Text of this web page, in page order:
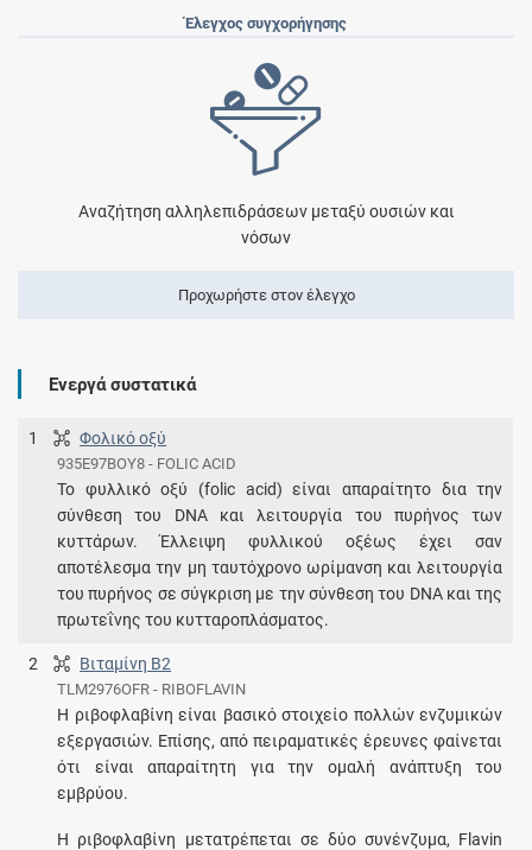
Έλεγχος συγχορήγησης
Αναζήτηση αλληλεπιδράσεων μεταξύ ουσιών και
νόσων
Προχωρήστε στον έλεγχο
Ενεργά συστατικά
1 Φολικό οξύ
935E97BOY8 - FOLIC ACID
Το φυλλικό οξύ (folic acid) είναι απαραίτητο δια την
σύνθεση του DNA και λειτουργία του πυρήνος των
κυττάρων. Έλλειψη φυλλικού οξέως έχει σαν
αποτέλεσμα την μη ταυτόχρονο ωρίμανση και λειτουργία
του πυρήνος σε σύγκριση με την σύνθεση του DNA και της
πρωτεΐνης του κυτταροπλάσματος.
2 Βιταμίνη Β2
TLM2976OFR - RIBOFLAVIN
Η ριβοφλαβίνη είναι βασικό στοιχείο πολλών ενζυμικών
εξεργασιών. Επίσης, από πειραματικές έρευνες φαίνεται
ότι είναι απαραίτητη για την ομαλή ανάπτυξη του
εμβρύου.
Η ριβοφλαβίνη μετατρέπεται σε δύο συνένζυμα, Flavin